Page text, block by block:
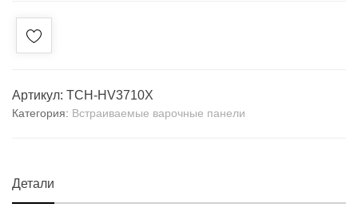
Артикул: TCH-HV3710X
Категория: Встраиваемые варочные панели
Детали